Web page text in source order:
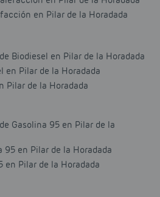
en Pilar de la Horadada
Biodiesel en Pilar de la Horadada
en Pilar de la Horadada
Pilar de la Horadada
Gasolina 95 en Pilar de la
95 en Pilar de la Horadada
en Pilar de la Horadada